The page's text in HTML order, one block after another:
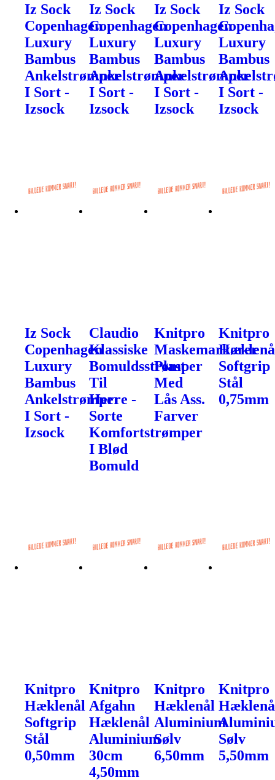
Iz Sock
Copenhagen
Luxury
Bambus
Ankelstrømper
I Sort -
Izsock
Iz Sock
Copenhagen
Luxury
Bambus
Ankelstrømper
I Sort -
Izsock
Iz Sock
Copenhagen
Luxury
Bambus
Ankelstrømper
I Sort -
Izsock
Iz Sock
Luxury
Bambus
I Sort -
Izsock
Iz Sock
Copenhagen
Luxury
Bambus
Ankelstrømper
I Sort -
Izsock
Claudio
Klassiske
Bomuldsstrømper
Til
Herre -
Sorte
Komfortstrømper
I Blød
Bomuld
Knitpro
Maskemarkører
Plast
Med
Lås Ass.
Farver
Knitpro
Softgrip
Stål
0,75mm
Knitpro
Hæklenål
Softgrip
Stål
0,50mm
Knitpro
Afgahn
Hæklenål
Aluminium
30cm
4,50mm
Knitpro
Hæklenål
Aluminium
Sølv
6,50mm
Knitpro
Sølv
5,50mm